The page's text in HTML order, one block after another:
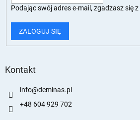
Podając swój adres e-mail, zgadzasz się z
ZALOGUJ SIĘ
Kontakt
info@deminas.pl
+48 604 929 702